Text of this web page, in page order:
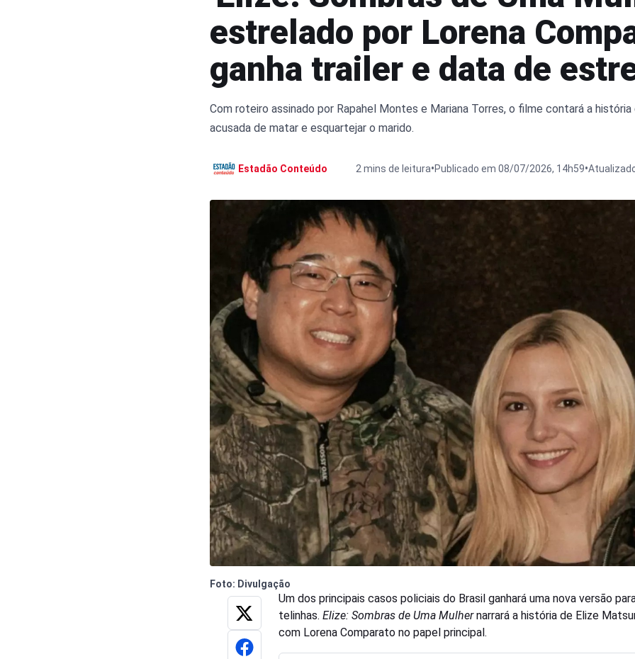
estrelado por Lorena
ganha trailer e data de
Com roteiro assinado por Rapahel Montes e Mariana Torres, o filme contará a
acusada de matar e esquartejar o marido.
Estadão Conteúdo 2 mins de leitura•Publicado em 08/07/2026, 14h59•
Foto: Divulgação
Um dos principais casos policiais do Brasil ganhará uma nova versão
telinhas. Elize: Sombras de Uma Mulhernarrará a história de Elize
com Lorena Comparato no papel principal.